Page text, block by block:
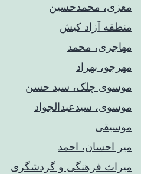
معزی، محمدحسین
منطقه آزاد کیش
مهاجری، محمد
مهرجو، بهراد
موسوی چلک، سید حسن
موسوی، سیدعبدالجواد
موسیقی
میر احسان، احمد
میراث فرهنگی و گردشگری